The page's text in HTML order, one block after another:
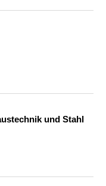
und Stahl